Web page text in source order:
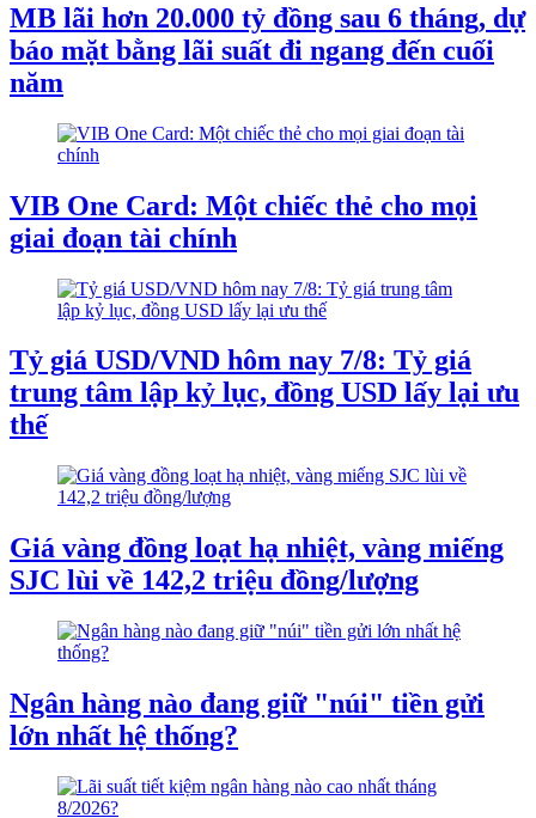
MB lãi hơn 20.000 tỷ đồng sau 6 tháng, dự
báo mặt bằng lãi suất đi ngang đến cuối
năm
VIB One Card: Một chiếc thẻ cho mọi
giai đoạn tài chính
Tỷ giá USD/VND hôm nay 7/8: Tỷ giá
trung tâm lập kỷ lục, đồng USD lấy lại ưu
thế
Giá vàng đồng loạt hạ nhiệt, vàng miếng
SJC lùi về 142,2 triệu đồng/lượng
Ngân hàng nào đang giữ "núi" tiền gửi
lớn nhất hệ thống?